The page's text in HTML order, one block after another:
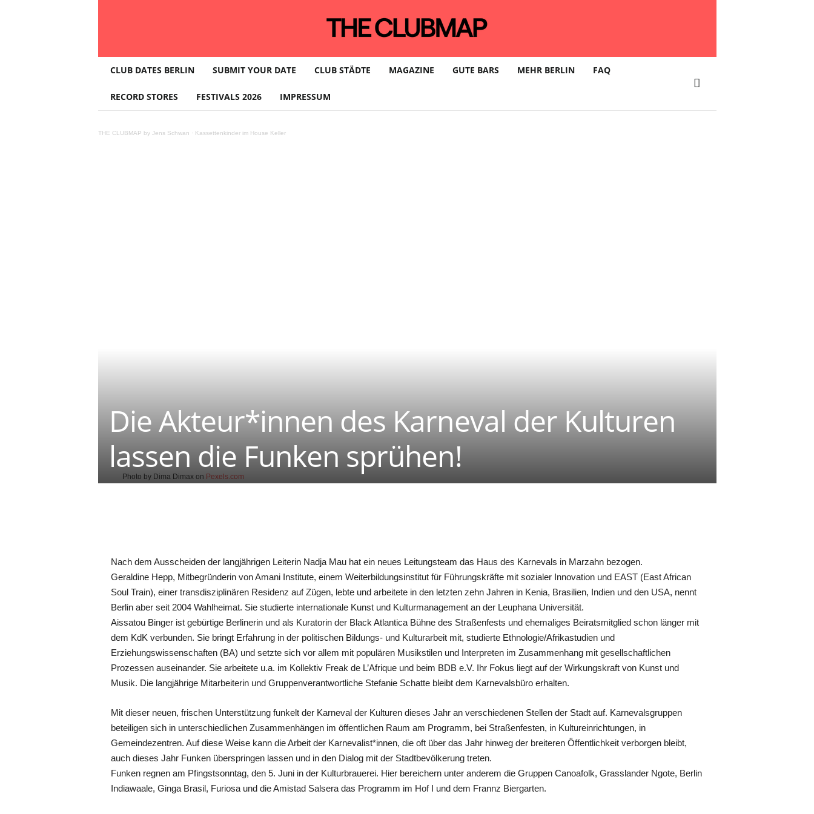
L
B
CLUB DATES BERLIN SUBMIT YOUR DATE CLUB STÄDTE MAGAZINE GUTE BARS MEHR BERLIN FAQ
RECORD STORES FESTIVALS 2026 IMPRESSUM
THE CLUBMAP by Jens Schwan · Kassettenkinder im House Keller
Photo by Dima Dimax on Pexels.com
Die Akteur*innen des Karneval der Kulturen
lassen die Funken sprühen!
Nach dem Ausscheiden der langjährigen Leiterin Nadja Mau hat ein neues Leitungsteam das Haus des Karnevals in Marzahn bezogen.
Geraldine Hepp, Mitbegründerin von Amani Institute, einem Weiterbildungsinstitut für Führungskräfte mit sozialer Innovation und EAST (East African
Soul Train), einer transdisziplinären Residenz auf Zügen, lebte und arbeitete in den letzten zehn Jahren in Kenia, Brasilien, Indien und den USA, nennt
Berlin aber seit 2004 Wahlheimat. Sie studierte internationale Kunst und Kulturmanagement an der Leuphana Universität.
Aissatou Binger ist gebürtige Berlinerin und als Kuratorin der Black Atlantica Bühne des Straßenfests und ehemaliges Beiratsmitglied schon länger mit
dem KdK verbunden. Sie bringt Erfahrung in der politischen Bildungs- und Kulturarbeit mit, studierte Ethnologie/Afrikastudien und
Erziehungswissenschaften (BA) und setzte sich vor allem mit populären Musikstilen und Interpreten im Zusammenhang mit gesellschaftlichen
Prozessen auseinander. Sie arbeitete u.a. im Kollektiv Freak de L’Afrique und beim BDB e.V. Ihr Fokus liegt auf der Wirkungskraft von Kunst und
Musik. Die langjährige Mitarbeiterin und Gruppenverantwortliche Stefanie Schatte bleibt dem Karnevalsbüro erhalten.
Mit dieser neuen, frischen Unterstützung funkelt der Karneval der Kulturen dieses Jahr an verschiedenen Stellen der Stadt auf. Karnevalsgruppen
beteiligen sich in unterschiedlichen Zusammenhängen im öffentlichen Raum am Programm, bei Straßenfesten, in Kultureinrichtungen, in
Gemeindezentren. Auf diese Weise kann die Arbeit der Karnevalist*innen, die oft über das Jahr hinweg der breiteren Öffentlichkeit verborgen bleibt,
auch dieses Jahr Funken überspringen lassen und in den Dialog mit der Stadtbevölkerung treten.
Funken regnen am Pfingstsonntag, den 5. Juni in der Kulturbrauerei. Hier bereichern unter anderem die Gruppen Canoafolk, Grasslander Ngote, Berlin
Indiawaale, Ginga Brasil, Furiosa und die Amistad Salsera das Programm im Hof I und dem Frannz Biergarten.